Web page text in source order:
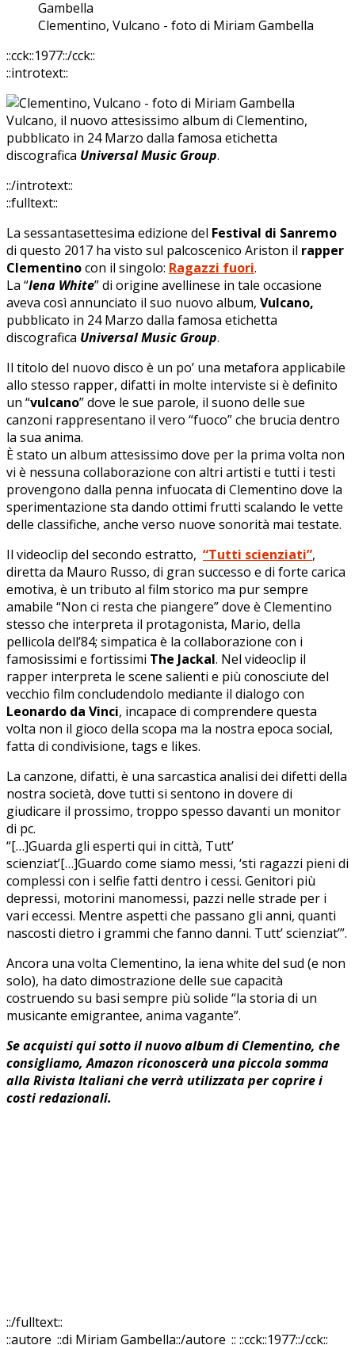
Clementino, Vulcano - foto di Miriam Gambella
::cck::1977::/cck::
::introtext::
Vulcano, il nuovo attesissimo album di Clementino,
pubblicato in 24 Marzo dalla famosa etichetta
discografica Universal Music Group.
::/introtext::
::fulltext::
La sessantasettesima edizione del Festival di Sanremo
di questo 2017 ha visto sul palcoscenico Ariston il rapper
Clementinocon il singolo: Ragazzi fuori.
La “Iena White” di origine avellinese in tale occasione
aveva così annunciato il suo nuovo album, Vulcano,
pubblicato in 24 Marzo dalla famosa etichetta
discografica Universal Music Group.
Il titolo del nuovo disco è un po’ una metafora applicabile
allo stesso rapper, difatti in molte interviste si è definito
un “vulcano” dove le sue parole, il suono delle sue
canzoni rappresentano il vero “fuoco” che brucia dentro
la sua anima.
È stato un album attesissimo dove per la prima volta non
vi è nessuna collaborazione con altri artisti e tutti i testi
provengono dalla penna infuocata di Clementino dove la
sperimentazione sta dando ottimi frutti scalando le vette
delle classifiche, anche verso nuove sonorità mai testate.
Il videoclip del secondo estratto, “Tutti scienziati”,
diretta da Mauro Russo, di gran successo e di forte carica
emotiva, è un tributo al film storico ma pur sempre
amabile “Non ci resta che piangere” dove è Clementino
stesso che interpreta il protagonista, Mario, della
pellicola dell’84; simpatica è la collaborazione con i
famosissimi e fortissimi The Jackal. Nel videoclip il
rapper interpreta le scene salienti e più conosciute del
vecchio film concludendolo mediante il dialogo con
Leonardo da Vinci, incapace di comprendere questa
volta non il gioco della scopa ma la nostra epoca social,
fatta di condivisione, tags e likes.
La canzone, difatti, è una sarcastica analisi dei difetti della
nostra società, dove tutti si sentono in dovere di
giudicare il prossimo, troppo spesso davanti un monitor
di pc.
“[…]Guarda gli esperti qui in città, Tutt’
scienziat’[…]Guardo come siamo messi, ‘sti ragazzi pieni di
complessi con i selfie fatti dentro i cessi. Genitori più
depressi, motorini manomessi, pazzi nelle strade per i
vari eccessi. Mentre aspetti che passano gli anni, quanti
nascosti dietro i grammi che fanno danni. Tutt’ scienziat’”.
Ancora una volta Clementino, la iena white del sud (e non
solo), ha dato dimostrazione delle sue capacità
costruendo su basi sempre più solide “la storia di un
musicante emigrantee, anima vagante”.
Se acquisti qui sotto il nuovo album di Clementino, che
consigliamo, Amazon riconoscerà una piccola somma
alla Rivista Italiani che verrà utilizzata per coprire i
costi redazionali.
::/fulltext::
::autore_::di Miriam Gambella::/autore_:: ::cck::1977::/cck::